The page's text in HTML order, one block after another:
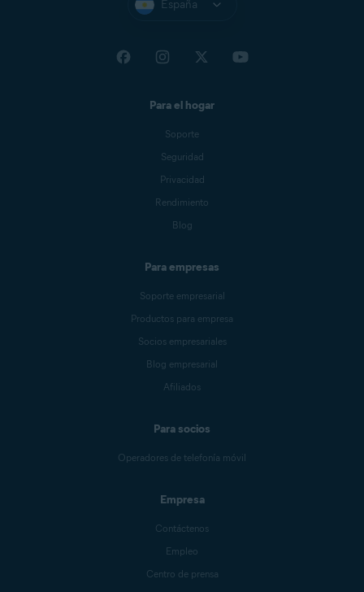
España
Para el hogar
Soporte
Seguridad
Privacidad
Rendimiento
Blog
Para empresas
Soporte empresarial
Productos para empresa
Socios empresariales
Blog empresarial
Afiliados
Para socios
Operadores de telefonía móvil
Empresa
Contáctenos
Empleo
Centro de prensa